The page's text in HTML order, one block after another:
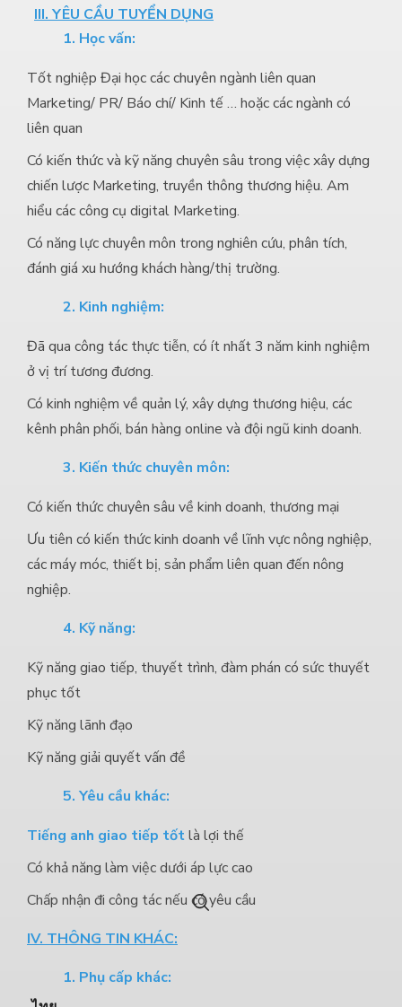
III. YÊU CẦU TUYỂN DỤNG
1. Học vấn:
Tốt nghiệp Đại học các chuyên ngành liên quan
Marketing/ PR/ Báo chí/ Kinh tế … hoặc các ngành có
liên quan
Có kiến thức và kỹ năng chuyên sâu trong việc xây dựng
chiến lược Marketing, truyền thông thương hiệu. Am
hiểu các công cụ digital Marketing.
Có năng lực chuyên môn trong nghiên cứu, phân tích,
đánh giá xu hướng khách hàng/thị trường.
2. Kinh nghiệm:
Đã qua công tác thực tiễn, có ít nhất 3 năm kinh nghiệm
ở vị trí tương đương.
Có kinh nghiệm về quản lý, xây dựng thương hiệu, các
kênh phân phối, bán hàng online và đội ngũ kinh doanh.
3. Kiến thức chuyên môn:
Có kiến thức chuyên sâu về kinh doanh, thương mại
Ưu tiên có kiến thức kinh doanh về lĩnh vực nông nghiệp,
các máy móc, thiết bị, sản phẩm liên quan đến nông
nghiệp.
4. Kỹ năng:
Kỹ năng giao tiếp, thuyết trình, đàm phán có sức thuyết
phục tốt
Kỹ năng lãnh đạo
Kỹ năng giải quyết vấn đề
5. Yêu cầu khác:
Tiếng anh giao tiếp tốtlà lợi thế
Có khả năng làm việc dưới áp lực cao
Chấp nhận đi công tác nếu có yêu cầu
IV. THÔNG TIN KHÁC:
1. Phụ cấp khác: